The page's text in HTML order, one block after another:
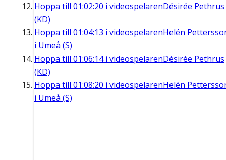
Hoppa till 01:02:20 i videospelarenDésirée Pethrus
(KD)
Hoppa till 01:04:13 i videospelarenHelén
i Umeå (S)
Hoppa till 01:06:14i videospelarenDésirée Pethrus
(KD)
Hoppa till 01:08:20 i videospelarenHelén
i Umeå (S)